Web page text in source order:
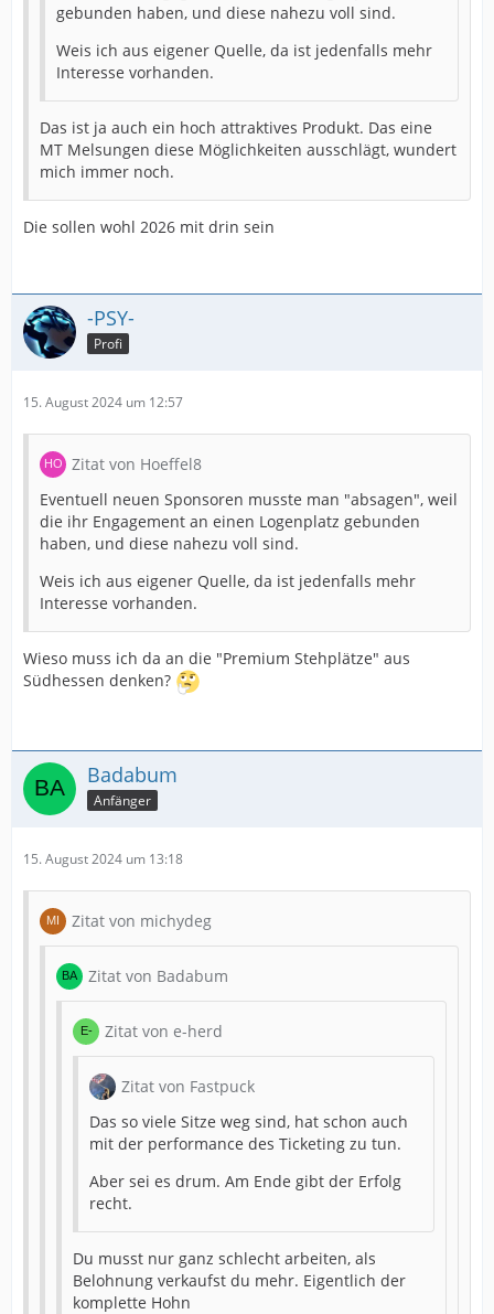
gebunden haben, und diese nahezu voll sind.
Weis ich aus eigener Quelle, da ist jedenfalls mehr
Interesse vorhanden.
Das ist ja auch ein hoch attraktives Produkt. Das eine
MT Melsungen diese Möglichkeiten ausschlägt, wundert
mich immer noch.
Die sollen wohl 2026 mit drin sein
-PSY-
Profi
15. August 2024 um 12:57
Zitat von Hoeffel8
Eventuell neuen Sponsoren musste man "absagen", weil
die ihr Engagement an einen Logenplatz gebunden
haben, und diese nahezu voll sind.
Weis ich aus eigener Quelle, da ist jedenfalls mehr
Interesse vorhanden.
Wieso muss ich da an die "Premium Stehplätze" aus
Südhessen denken?
Badabum
Anfänger
15. August 2024 um 13:18
Zitat von michydeg
Zitat von Badabum
Zitat von e-herd
Zitat von Fastpuck
Das so viele Sitze weg sind, hat schon auch
mit der performance des Ticketing zu tun.
Aber sei es drum. Am Ende gibt der Erfolg
recht.
Du musst nur ganz schlecht arbeiten, als
Belohnung verkaufst du mehr. Eigentlich der
komplette Hohn